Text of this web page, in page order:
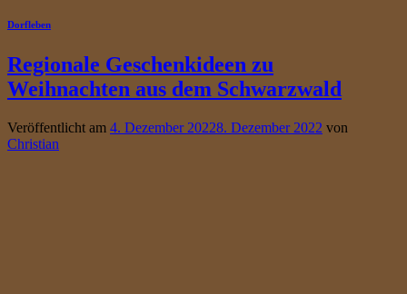
Dorfleben
Regionale Geschenkideen zu
Weihnachten aus dem Schwarzwald
Veröffentlicht am 4. Dezember 20228. Dezember 2022 von
Christian